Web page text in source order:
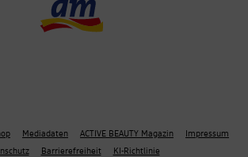
Mediadaten ACTIVE BEAUTY Magazin
Impressum
Barrierefreiheit KI-Richtlinie